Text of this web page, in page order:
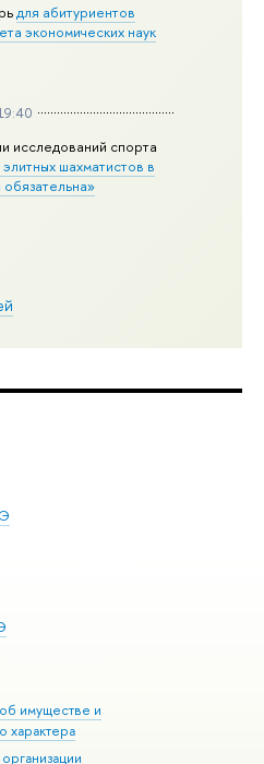
для абитуриентов
экономических наук
исследований спорта
шахматистов в
обязательна»
имуществе и
характера